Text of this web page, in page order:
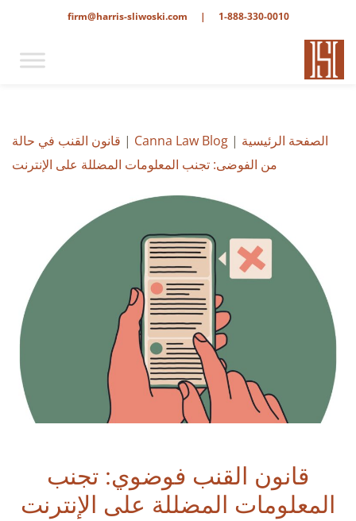
1-888-330-0010
|
firm@harris-sliwoski.com
الصفحة الرئيسية |
Canna Law Blog
| قانون القنب في حالة
من الفوضى: تجنب المعلومات المضللة على الإنترنت
قانون القنب فوضوي: تجنب
المعلومات المضللة على الإنترنت